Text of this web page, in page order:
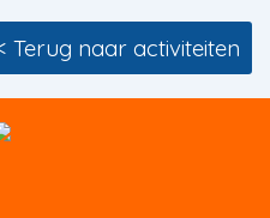
Terug naar activiteiten